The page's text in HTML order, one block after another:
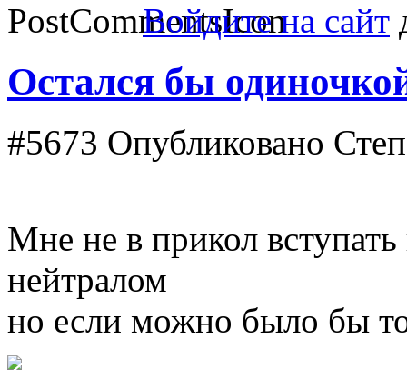
Войдите на сайт
Остался бы
#5673 Опубликовано
Мне не в прикол
нейтралом
но если можно было бы